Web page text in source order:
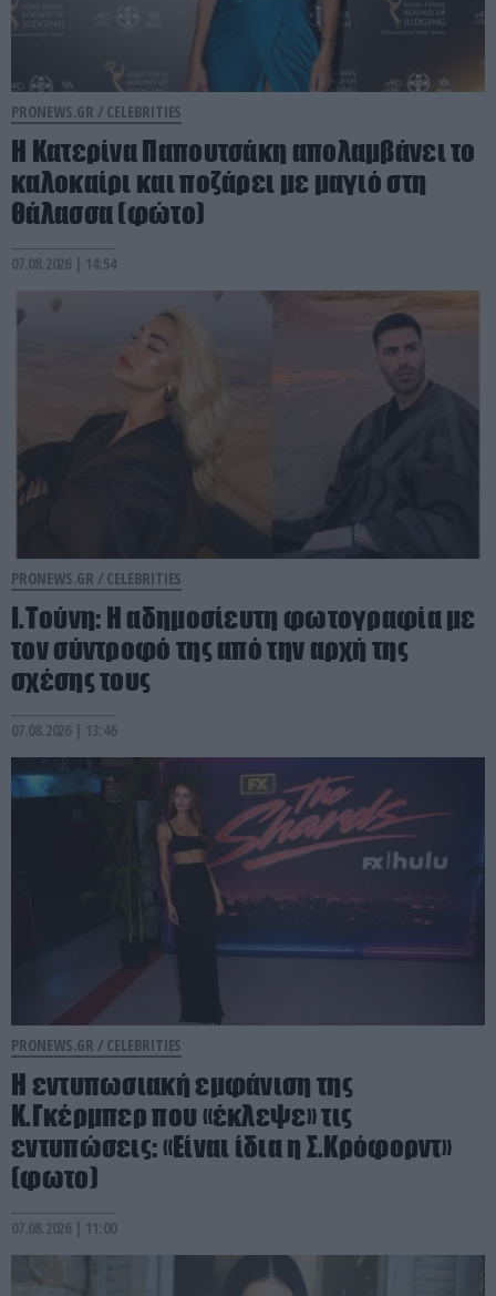
PRONEWS.GR / CELEBRITIES
Η Κατερίνα Παπουτσάκη απολαμβάνει το
καλοκαίρι και ποζάρει με μαγιό στη
θάλασσα (φώτο)
07.08.2026 | 14:54
PRONEWS.GR / CELEBRITIES
Ι.Τούνη: Η αδημοσίευτη φωτογραφία με
τον σύντροφό της από την αρχή της
σχέσης τους
07.08.2026 | 13:46
PRONEWS.GR / CELEBRITIES
Η εντυπωσιακή εμφάνιση της
Κ.Γκέρμπερ που «έκλεψε» τις
εντυπώσεις: «Είναι ίδια η Σ.Κρόφορντ»
(φωτο)
07.08.2026 | 11:00